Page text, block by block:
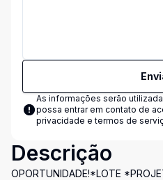
As informações serão
possa entrar em contato de
privacidade e termos de
Descrição
OPORTUNIDADE!*LOTE